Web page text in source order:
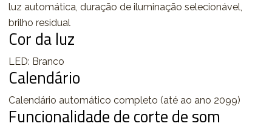
luz automática, duração de iluminação selecionável,
brilho residual
Cor da luz
LED: Branco
Calendário
Calendário automático completo (até ao ano 2099)
Funcionalidade de corte de som